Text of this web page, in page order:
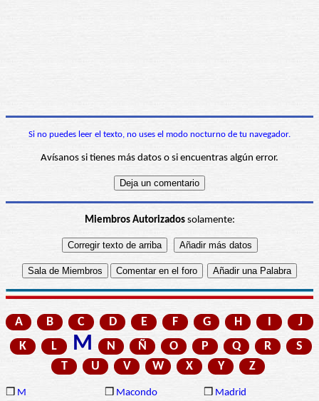
Si no puedes leer el texto, no uses el modo nocturno de tu navegador.
Avísanos si tienes más datos o si encuentras algún error.
Miembros Autorizadossolamente:
A B C D E F G H I
J
K
L M N Ñ O P Q R
S
T
U V W X Y Z
❒ M ❒ Macondo ❒ Madrid